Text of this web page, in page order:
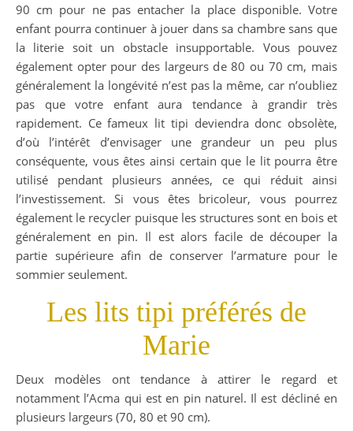
90 cm pour ne pas entacher la place disponible. Votre
enfant pourra continuer à jouer dans sa chambre sans que
la literie soit un obstacle insupportable. Vous pouvez
également opter pour des largeurs de 80 ou 70 cm, mais
généralement la longévité n’est pas la même, car n’oubliez
pas que votre enfant aura tendance à grandir très
rapidement. Ce fameux lit tipi deviendra donc obsolète,
d’où l’intérêt d’envisager une grandeur un peu plus
conséquente, vous êtes ainsi certain que le lit pourra être
utilisé pendant plusieurs années, ce qui réduit ainsi
l’investissement. Si vous êtes bricoleur, vous pourrez
également le recycler puisque les structures sont en bois et
généralement en pin. Il est alors facile de découper la
partie supérieure afin de conserver l’armature pour le
sommier seulement.
Les lits tipi préférés de
Marie
Deux modèles ont tendance à attirer le regard et
notamment l’Acma qui est en pin naturel. Il est décliné en
plusieurs largeurs (70, 80 et 90 cm).